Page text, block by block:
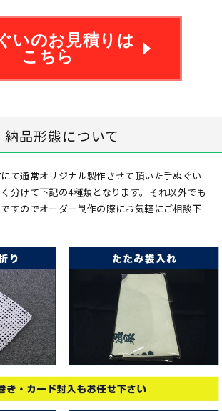
いのお見積りは
こちら
納品形態について
て通常オリジナル製作させて頂いた手ぬぐい
分けて下記の4種類となります。それ以外でも
すのでオーダー制作の際にお気軽にご相談下